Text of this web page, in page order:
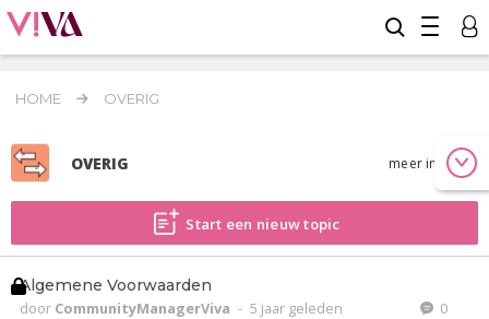
HOME OVERIG
OVERIG meer info
Start een nieuw topic
Algemene Voorwaarden
door CommunityManagerViva - 5 jaar geleden 0